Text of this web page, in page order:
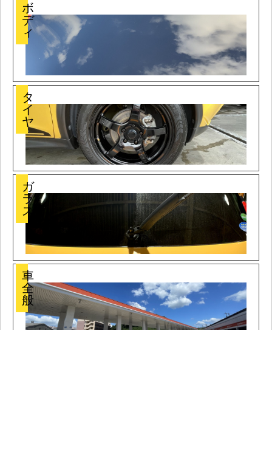
ボ
デ
ィ
タ
イ
ヤ
ガ
ラ
ス
車
全
般